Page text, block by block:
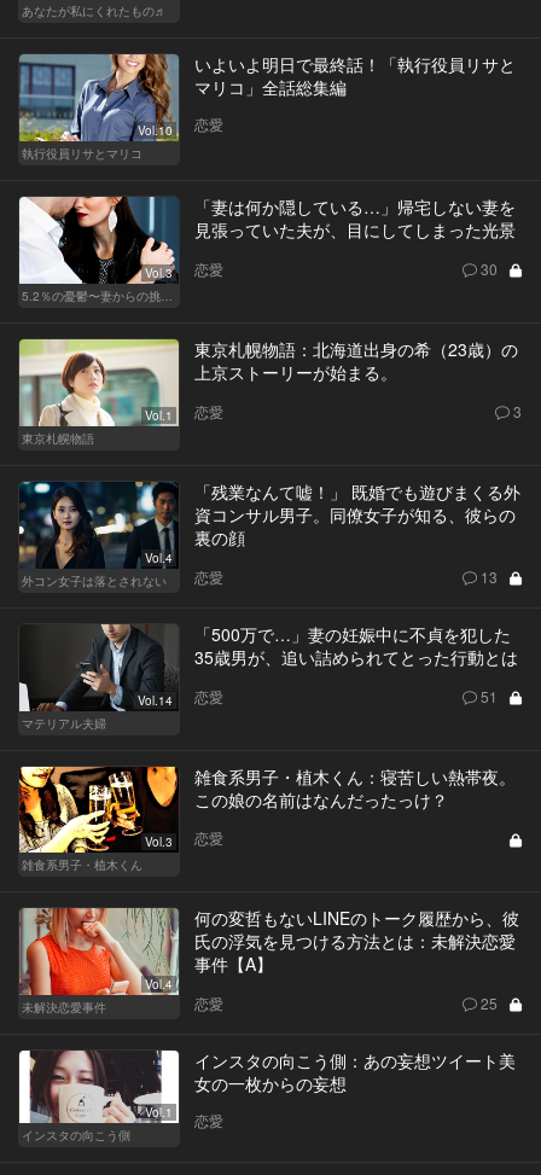
あなたが私にくれたもの♬
Vol.10
執行役員リサとマリコ
いよいよ明日で最終話！「執行役員リサと
マリコ」全話総集編
恋愛
Vol.3
「妻は何か隠している…」帰宅しない妻を
見張っていた夫が、目にしてしまった光景
恋愛 30
Vol.1
東京札幌物語
東京札幌物語：北海道出身の希（23歳）の
上京ストーリーが始まる。
恋愛 3
Vol.4
外コン女子は落とされない
「残業なんて嘘！」 既婚でも遊びまくる外
資コンサル男子。同僚女子が知る、彼らの
裏の顔
恋愛 13
Vol.14
マテリアル夫婦
「500万で…」妻の妊娠中に不貞を犯した
35歳男が、追い詰められてとった行動とは
恋愛 51
Vol.3
雑食系男子・植木くん
雑食系男子・植木くん：寝苦しい熱帯夜。
この娘の名前はなんだったっけ？
恋愛
Vol.4
未解決恋愛事件
何の変哲もないLINEのトーク履歴から、彼
氏の浮気を見つける方法とは：未解決恋愛
事件【A】
恋愛 25
Vol.1
インスタの向こう側
インスタの向こう側：あの妄想ツイート美
女の一枚からの妄想
恋愛